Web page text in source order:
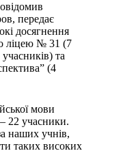
передає
досягнення
ліцею № 31 (7
та
(4
мови
22 учасники.
наших учнів,
таких високих